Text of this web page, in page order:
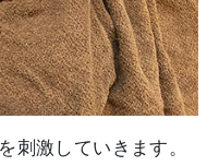
刺激していきます。